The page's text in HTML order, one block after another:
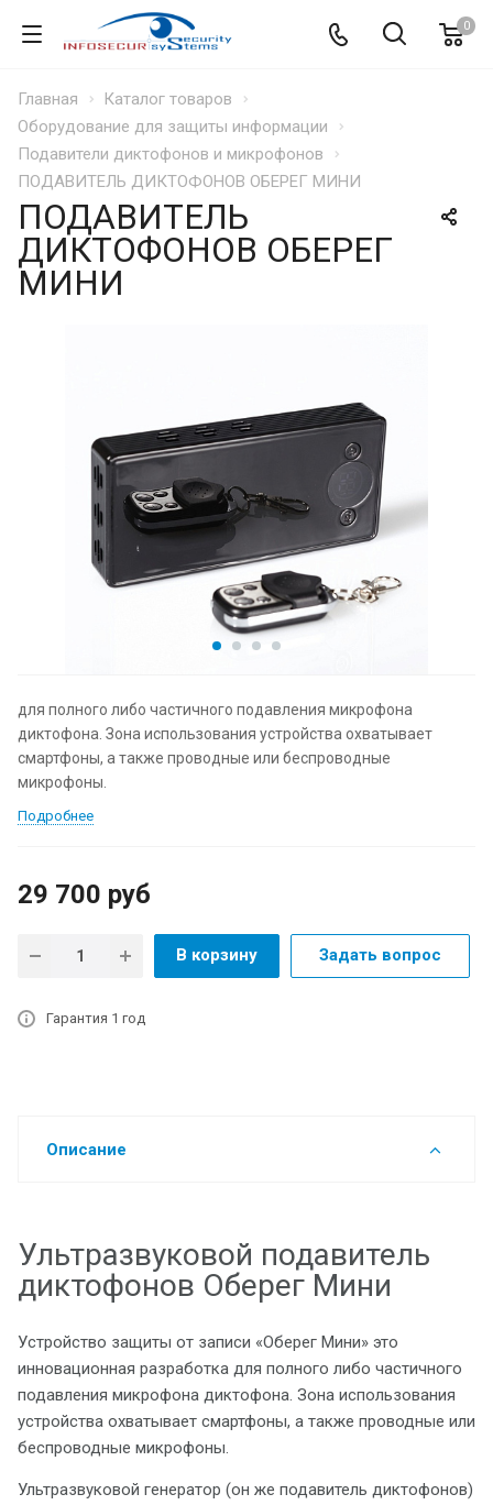
0
Главная
Каталог товаров
Оборудование для защиты информации
Подавители диктофонов и микрофонов
ПОДАВИТЕЛЬ ДИКТОФОНОВ ОБЕРЕГ МИНИ
ПОДАВИТЕЛЬ
ДИКТОФОНОВ ОБЕРЕГ
МИНИ
для полного либо частичного подавления микрофона
диктофона. Зона использования устройства охватывает
смартфоны, а также проводные или беспроводные
микрофоны.
Подробнее
29 700 руб
В корзину Задать вопрос
Гарантия 1 год
Описание
Ультразвуковой подавитель
диктофонов Оберег Мини
Устройство защиты от записи «Оберег Мини» это
инновационная разработка для полного либо частичного
подавления микрофона диктофона. Зона использования
устройства охватывает смартфоны, а также проводные или
беспроводные микрофоны.
Ультразвуковой генератор (он же подавитель диктофонов)